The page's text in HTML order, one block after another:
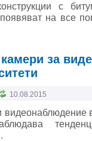
с
на все
за
10.08.2015
видеонаблюдение